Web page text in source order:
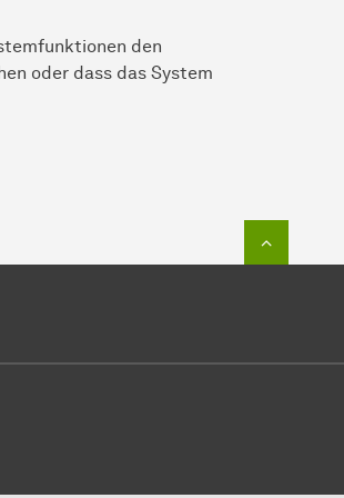
den
oder dass das System